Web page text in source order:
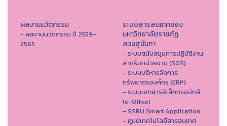
ผลงานนวัตกรรม
- ผลงานนวัตกรรม ปี 2559-
2565
ระบบสารสนเทศของ
มหาวิทยาลัยราชภัฏ
สวนสุนันทา
- ระบบสนับสนุนการปฏิบัติงาน
สำหรับหน่วยงาน (SOS)
- ระบบบริหารจัดการ
ทรัพยากรองค์กร (ERP)
- ระบบเอกสารอิเล็กทรอนิกส์
(e-Office)
- SSRU Smart Application
- ศูนย์เทคโนโลยีสารสนเทศ